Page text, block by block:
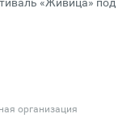
организация